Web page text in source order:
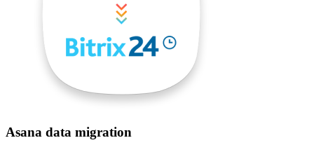
Asana data migration